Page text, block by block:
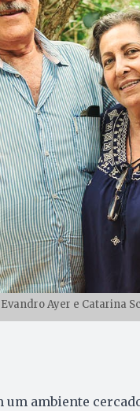
Ayer e Catarina
um ambiente